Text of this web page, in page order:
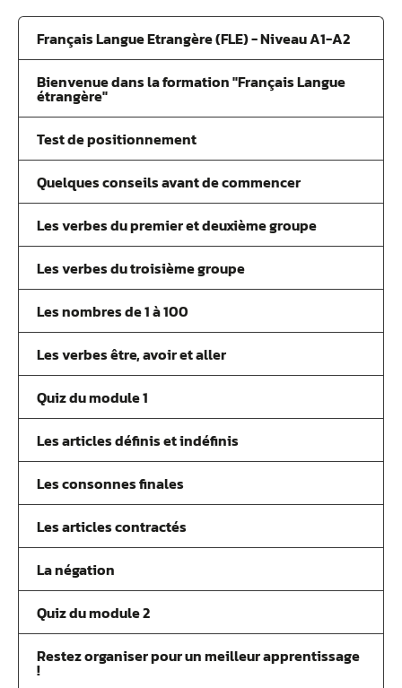
Français Langue Etrangère (FLE) - Niveau A1-A2
Bienvenue dans la formation "Français Langue
étrangère"
Test de positionnement
Quelques conseils avant de commencer
Les verbes du premier et deuxième groupe
Les verbes du troisième groupe
Les nombres de 1 à 100
Les verbes être, avoir et aller
Quiz du module 1
Les articles définis et indéfinis
Les consonnes finales
Les articles contractés
La négation
Quiz du module 2
Restez organiser pour un meilleur apprentissage
!